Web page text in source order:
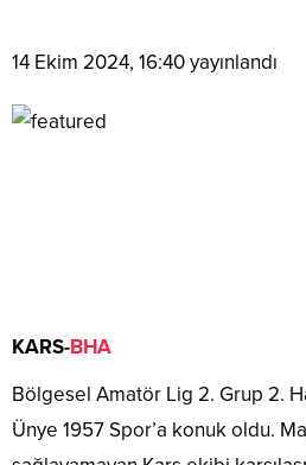
14 Ekim 2024, 16:40yayınlandı
KARS-BHA
Bölgesel Amatör Lig 2. Grup 2.
Ünye 1957 Spor’a konuk oldu.